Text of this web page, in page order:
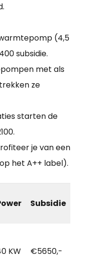
(4,5
subsidie.
met als
ze
starten de
je van een
het A++ label).
Subsidie
KW €5650,-